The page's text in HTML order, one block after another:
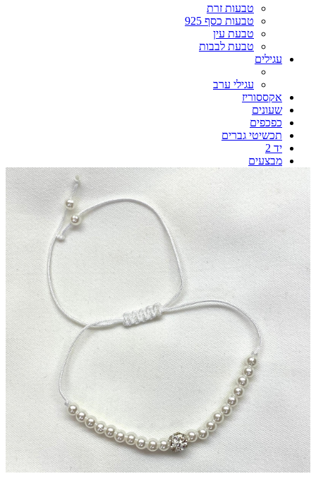
טבעות זרת
טבעות כסף 925
טבעת עין
טבעת לבבות
עגילים
עגילי ערב
אקססוריז
שעונים
כפכפים
תכשיטי גברים
יד 2
מבצעים